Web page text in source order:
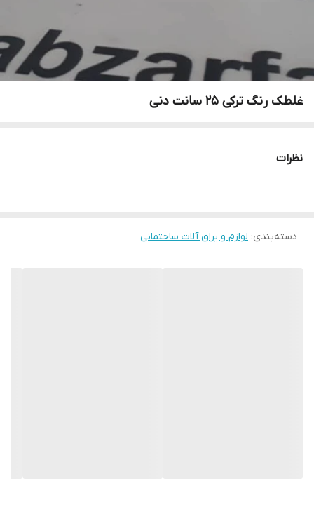
غلطک رنگ ترکی 25 سانت دنی
نظرات
دسته‌بندی: لوازم و یراق آلات ساختمانی